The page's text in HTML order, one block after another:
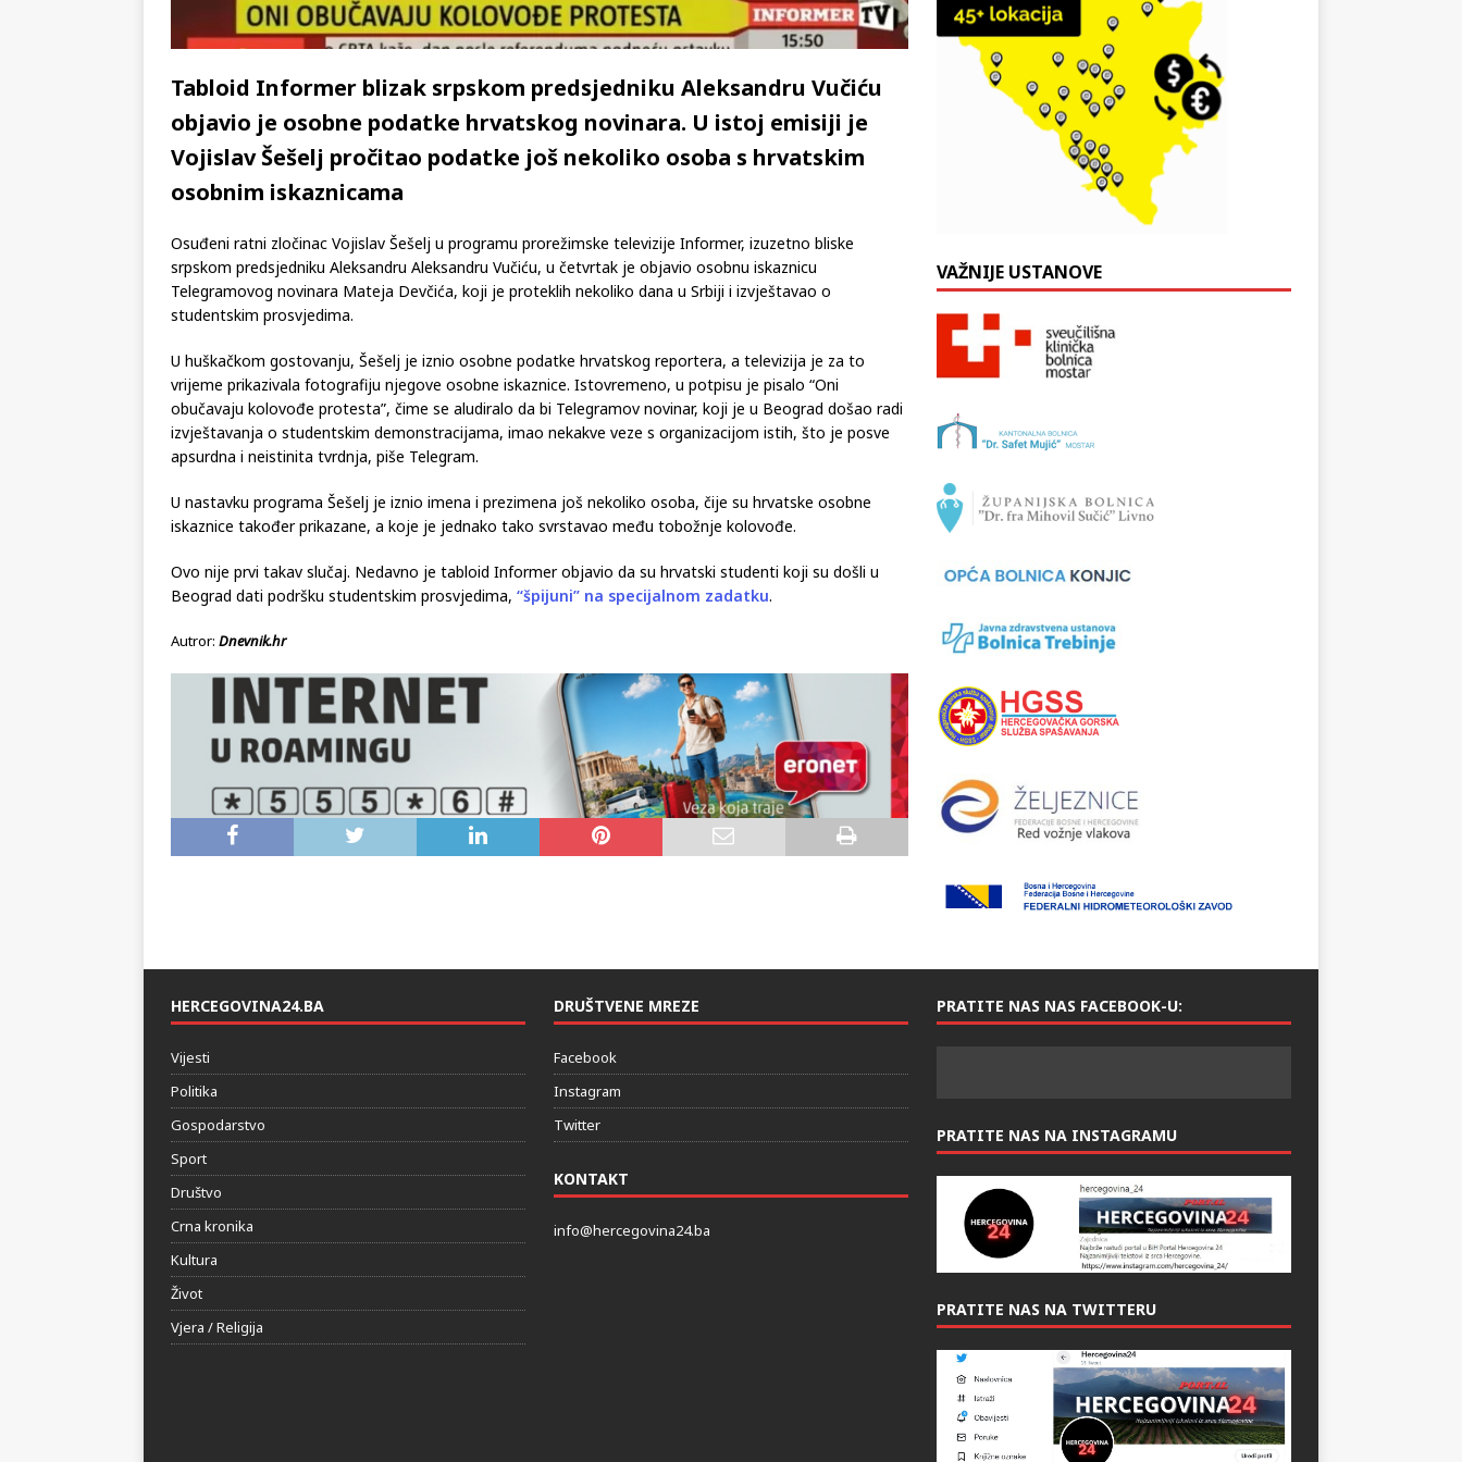
Tabloid Informer blizak srpskom predsjedniku Aleksandru Vučiću
objavio je osobne podatke hrvatskog novinara. U istoj emisiji je
Vojislav Šešelj pročitao podatke još nekoliko osoba s hrvatskim
osobnim iskaznicama
Osuđeni ratni zločinac Vojislav Šešelj u programu prorežimske televizije Informer, izuzetno bliske
srpskom predsjedniku Aleksandru Aleksandru Vučiću, u četvrtak je objavio osobnu iskaznicu
Telegramovog novinara Mateja Devčića, koji je proteklih nekoliko dana u Srbiji i izvještavao o
studentskim prosvjedima.
U huškačkom gostovanju, Šešelj je iznio osobne podatke hrvatskog reportera, a televizija je za to
vrijeme prikazivala fotografiju njegove osobne iskaznice. Istovremeno, u potpisu je pisalo “Oni
obučavaju kolovođe protesta”, čime se aludiralo da bi Telegramov novinar, koji je u Beograd došao radi
izvještavanja o studentskim demonstracijama, imao nekakve veze s organizacijom istih, što je posve
apsurdna i neistinita tvrdnja, piše Telegram.
U nastavku programa Šešelj je iznio imena i prezimena još nekoliko osoba, čije su hrvatske osobne
iskaznice također prikazane, a koje je jednako tako svrstavao među tobožnje kolovođe.
Ovo nije prvi takav slučaj. Nedavno je tabloid Informer objavio da su hrvatski studenti koji su došli u
Beograd dati podršku studentskim prosvjedima, “špijuni” na specijalnom zadatku.
Autror: Dnevnik.hr
VAŽNIJE USTANOVE
HERCEGOVINA24.BA
Vijesti
Politika
Gospodarstvo
Sport
Društvo
Crna kronika
Kultura
Život
Vjera / Religija
DRUŠTVENE MREZE
Facebook
Instagram
Twitter
KONTAKT
info@hercegovina24.ba
PRATITE NAS NAS FACEBOOK-U:
PRATITE NAS NA INSTAGRAMU
PRATITE NAS NA TWITTERU